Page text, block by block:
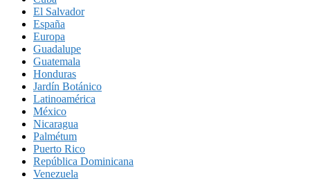
El Salvador
España
Europa
Guadalupe
Guatemala
Honduras
Jardín Botánico
Latinoamérica
México
Nicaragua
Palmétum
Puerto Rico
República Dominicana
Venezuela